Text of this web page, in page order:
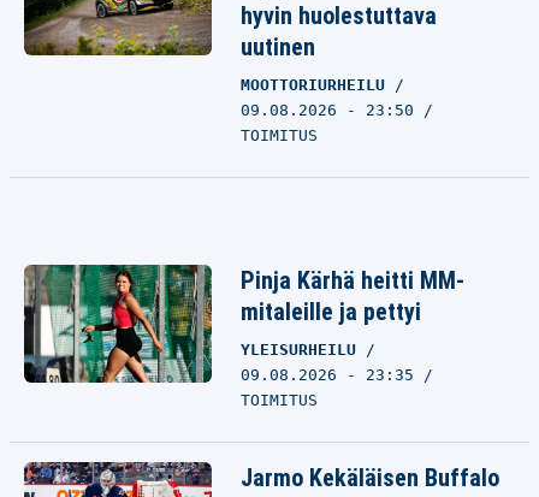
hyvin huolestuttava
uutinen
MOOTTORIURHEILU
09.08.2026 - 23:50
TOIMITUS
Pinja Kärhä heitti MM-
mitaleille ja pettyi
YLEISURHEILU
09.08.2026 - 23:35
TOIMITUS
Jarmo Kekäläisen Buffalo